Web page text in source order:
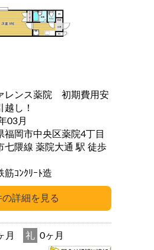
レンス薬院 初期費用安
越し！
03月
福岡市中央区薬院4丁目
隈線 薬院大通 駅 徒歩
筋ｺﾝｸﾘｰﾄ造
月 礼 0ヶ月